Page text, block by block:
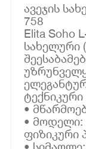
ავეჯის
758
Elita Soho
სახელური
•
• მოდელი:
ფიზიკური
•